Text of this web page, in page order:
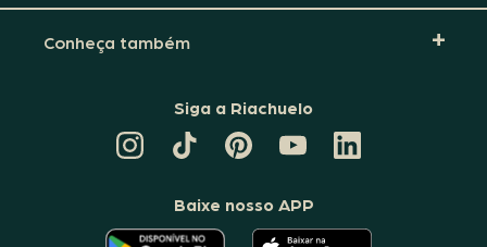
Conheça também
Siga a Riachuelo
TIKTOK
DA
PINTEREST
DA
CANAL
DA
RIACHUELO
LINKEDIN
DA
Baixe nosso APP
O O